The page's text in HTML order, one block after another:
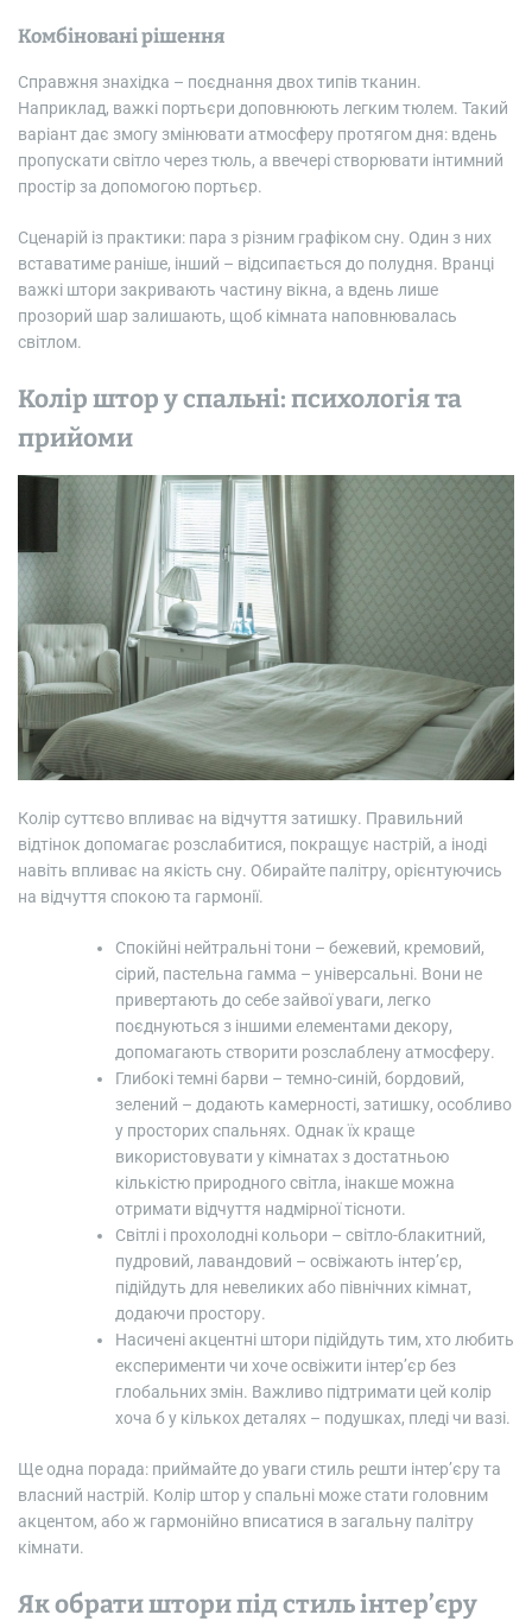
Комбіновані рішення
Справжня знахідка – поєднання двох типів тканин.
Наприклад, важкі портьєри доповнюють легким тюлем. Такий
варіант дає змогу змінювати атмосферу протягом дня: вдень
пропускати світло через тюль, а ввечері створювати інтимний
простір за допомогою портьєр.
Сценарій із практики: пара з різним графіком сну. Один з них
вставатиме раніше, інший – відсипається до полудня. Вранці
важкі штори закривають частину вікна, а вдень лише
прозорий шар залишають, щоб кімната наповнювалась
світлом.
Колір штор у спальні: психологія та
прийоми
Колір суттєво впливає на відчуття затишку. Правильний
відтінок допомагає розслабитися, покращує настрій, а іноді
навіть впливає на якість сну. Обирайте палітру, орієнтуючись
на відчуття спокою та гармонії.
Спокійні нейтральні тони – бежевий, кремовий,
сірий, пастельна гамма – універсальні. Вони не
привертають до себе зайвої уваги, легко
поєднуються з іншими елементами декору,
допомагають створити розслаблену атмосферу.
Глибокі темні барви – темно-синій, бордовий,
зелений – додають камерності, затишку, особливо
у просторих спальнях. Однак їх краще
використовувати у кімнатах з достатньою
кількістю природного світла, інакше можна
отримати відчуття надмірної тісноти.
Світлі і прохолодні кольори – світло-блакитний,
пудровий, лавандовий – освіжають інтер’єр,
підійдуть для невеликих або північних кімнат,
додаючи простору.
Насичені акцентні штори підійдуть тим, хто любить
експерименти чи хоче освіжити інтер’єр без
глобальних змін. Важливо підтримати цей колір
хоча б у кількох деталях – подушках, пледі чи вазі.
Ще одна порада: приймайте до уваги стиль решти інтер’єру та
власний настрій. Колір штор у спальні може стати головним
акцентом, або ж гармонійно вписатися в загальну палітру
кімнати.
Як обрати штори під стиль інтер’єру